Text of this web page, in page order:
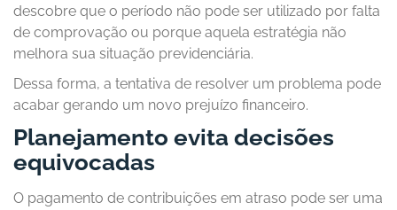
descobre que o período não pode ser utilizado por falta
de comprovação ou porque aquela estratégia não
melhora sua situação previdenciária.
Dessa forma, a tentativa de resolver um problema pode
acabar gerando um novo prejuízo financeiro.
Planejamento evita decisões
equivocadas
O pagamento de contribuições em atraso pode ser uma